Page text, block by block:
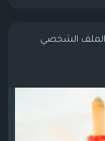
الشخصي